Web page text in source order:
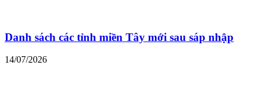
Danh sách các tỉnh miền Tây mới sau sáp nhập
14/07/2026